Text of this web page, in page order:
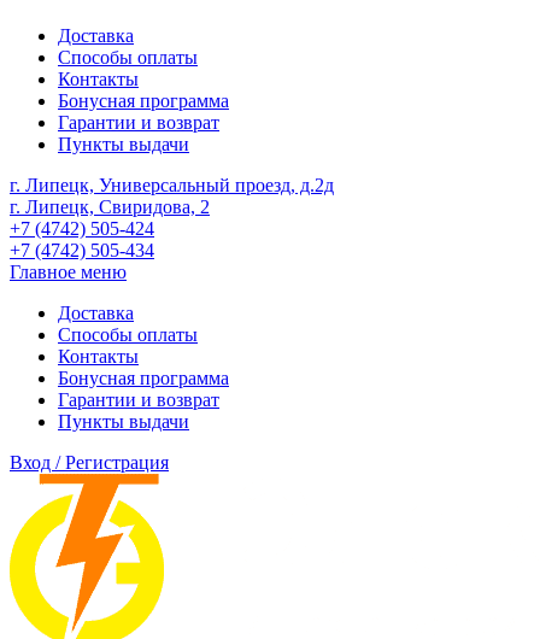
Доставка
Способы оплаты
Контакты
Бонусная программа
Гарантии и возврат
Пункты выдачи
г. Липецк, Универсальный проезд, д.2д
г. Липецк, Свиридова, 2
+7 (4742) 505-424
+7 (4742) 505-434
Главное меню
Доставка
Способы оплаты
Контакты
Бонусная программа
Гарантии и возврат
Пункты выдачи
Вход / Регистрация